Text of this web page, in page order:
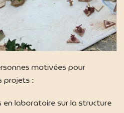
motivées pour
projets :
laboratoire sur la structure